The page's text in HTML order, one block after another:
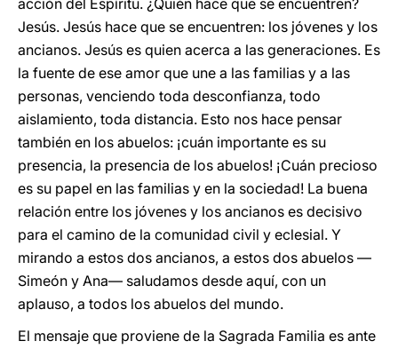
acción del Espíritu. ¿Quién hace que se encuentren?
Jesús. Jesús hace que se encuentren: los jóvenes y los
ancianos. Jesús es quien acerca a las generaciones. Es
la fuente de ese amor que une a las familias y a las
personas, venciendo toda desconfianza, todo
aislamiento, toda distancia. Esto nos hace pensar
también en los abuelos: ¡cuán importante es su
presencia, la presencia de los abuelos! ¡Cuán precioso
es su papel en las familias y en la sociedad! La buena
relación entre los jóvenes y los ancianos es decisivo
para el camino de la comunidad civil y eclesial. Y
mirando a estos dos ancianos, a estos dos abuelos —
Simeón y Ana— saludamos desde aquí, con un
aplauso, a todos los abuelos del mundo.
El mensaje que proviene de la Sagrada Familia es ante